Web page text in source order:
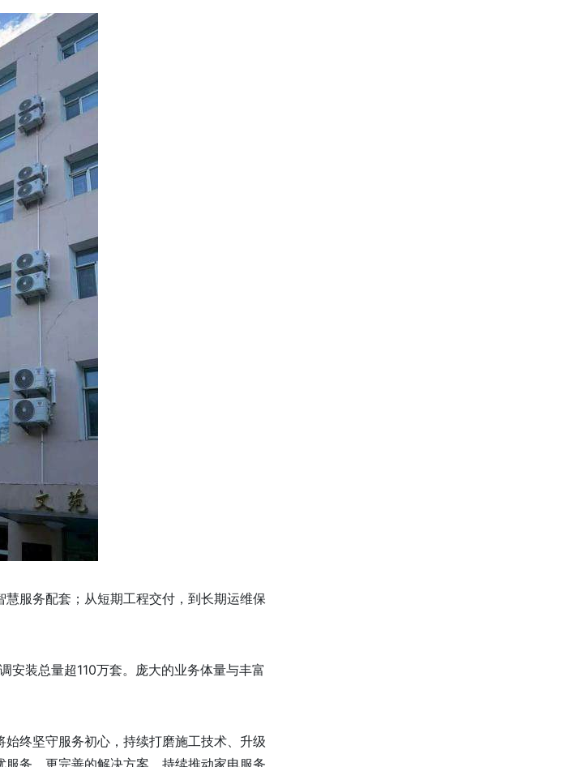
服务配套；从短期工程交付，到长期运维保
装总量超110万套。庞大的业务体量与丰富
终坚守服务初心，持续打磨施工技术、升级